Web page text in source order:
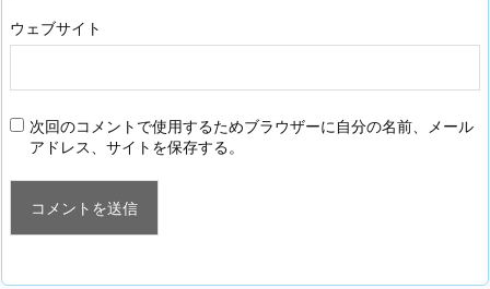
ウェブサイト
次回のコメントで使用するためブラウザーに自分の名前、メール
アドレス、サイトを保存する。